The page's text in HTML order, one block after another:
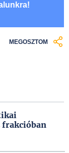
MEGOSZTOM
frakcióban